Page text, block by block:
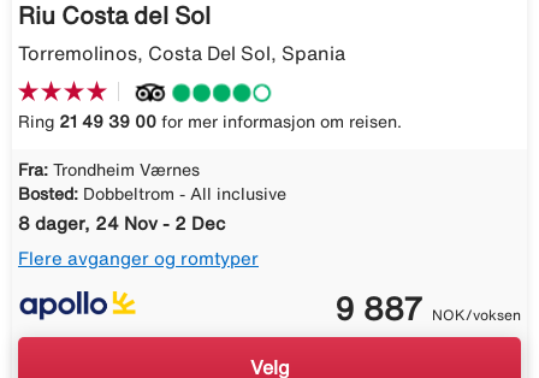
Riu Costa del Sol
Torremolinos, Costa Del Sol, Spania
Ring 21 49 39 00 for mer informasjon om reisen.
Fra: Trondheim Værnes
Bosted: Dobbeltrom - All inclusive
8 dager, 24 Nov - 2 Dec
Flere avganger og romtyper
9 887 NOK/voksen
Velg